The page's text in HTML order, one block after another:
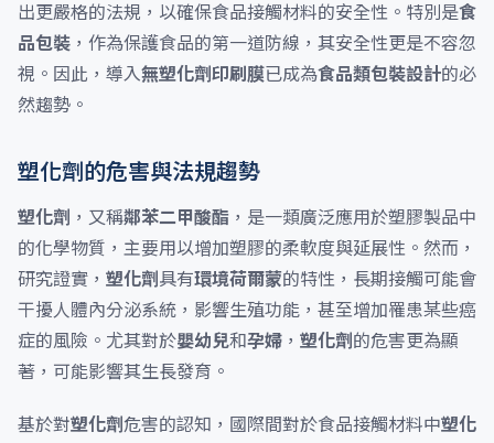
出更嚴格的法規，以確保食品接觸材料的安全性。特別是食
品包裝 ，作為保護食品的第一道防線，其安全性更是不容忽
視。因此，導入無塑化劑印刷膜已成為食品類包裝設計的必
然趨勢。
塑化劑的危害與法規趨勢
塑化劑 ，又稱鄰苯二甲酸酯 ，是一類廣泛應用於塑膠製品中
的化學物質，主要用以增加塑膠的柔軟度與延展性。然而，
研究證實， 塑化劑 具有環境荷爾蒙的特性，長期接觸可能會
干擾人體內分泌系統，影響生殖功能，甚至增加罹患某些癌
症的風險。尤其對於嬰幼兒和孕婦 ， 塑化劑 的危害更為顯
著，可能影響其生長發育。
基於對塑化劑危害的認知，國際間對於食品接觸材料中塑化